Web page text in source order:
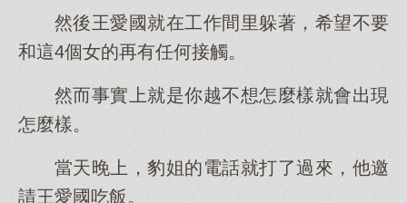
然後王愛國就在工作間里躲著，希望不要
和這4個女的再有任何接觸。
然而事實上就是你越不想怎麼樣就會出現
怎麼樣。
當天晚上，豹姐的電話就打了過來，他邀
請王愛國吃飯。